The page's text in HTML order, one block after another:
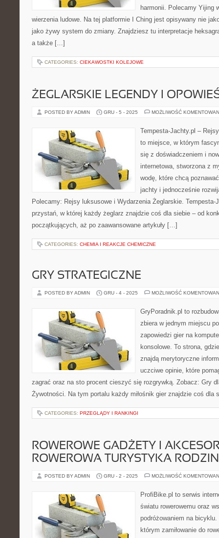
harmonii. Polecamy Yijing
wierzenia ludowe. Na tej platformie I Ching jest opisywany nie
jako żywy system do zmiany. Znajdziesz tu interpretacje
a także […]
CATEGORIES: CIEKAWOSTKI KOLEJOWE
ŻEGLARSKIE LEGENDY I
POSTED BY ADMIN GRU - 5 - 2025 MOŻLIWOŚĆ
Tempesta-Jachty.pl –
to miejsce, w którym
się z doświadczeniem i
internetowa, stworzona z
wodę, które chcą
jachty i jednocześnie
Polecamy: Rejsy luksusowe i Wydarzenia Żeglarskie. Tempesta-
przystań, w której każdy żeglarz znajdzie coś dla siebie – od
początkujących, aż po zaawansowane artykuły […]
CATEGORIES: CHEMIA I REAKCJE CHEMICZNE
GRY STRATEGICZNE
POSTED BY ADMIN GRU - 4 - 2025 MOŻLIWOŚĆ
GryPoradnik.pl to
zbiera w jednym miejscu
zapowiedzi gier na
konsolowe. To strona,
znajdą merytoryczne
uczciwe opinie, które
zagrać oraz na sto procent cieszyć się rozgrywką. Zobacz: Gry
Żywotności. Na tym portalu każdy miłośnik gier znajdzie coś dla
CATEGORIES: PRZEGLĄDY I RANKINGI
ROWEROWE GADŻETY I
ROWEROWA TURYSTYKA
POSTED BY ADMIN GRU - 2 - 2025 MOŻLIWOŚĆ
ProfiBike.pl to serwis
światu rowerowemu oraz
podróżowaniem na bicyklu.
którym zamiłowanie do